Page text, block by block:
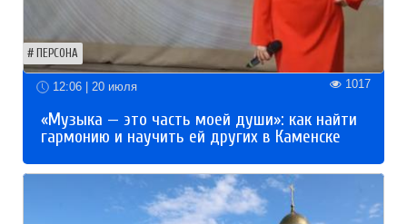
ПЕРСОНА
12:06 | 20 июля 1017
«Музыка — это часть моей души»: как найти
гармонию и научить ей других в Каменске